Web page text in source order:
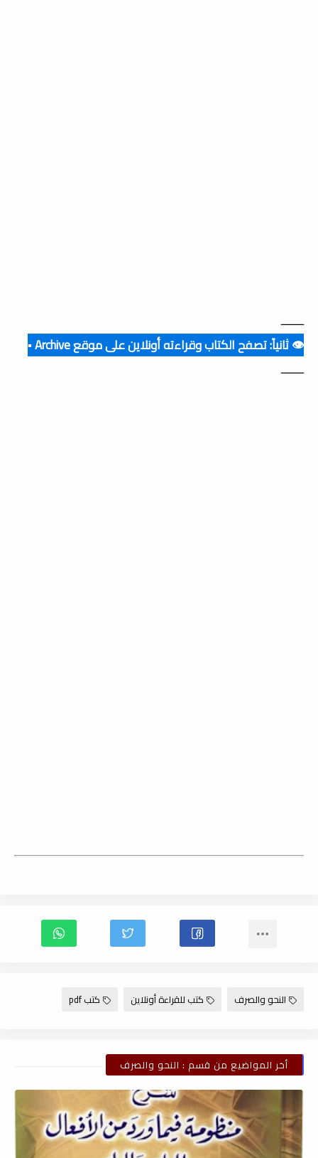
ــــــــ
👁️ ثانياً: تصفح الكتاب وقراءته أونلاين على موقع Archive ▪️
ــــــــ
النحو والصرف كتب للقراءة أونلاين كتب pdf
أخر المواضيع من قسم : النحو والصرف